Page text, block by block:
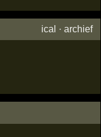
ical ·archief